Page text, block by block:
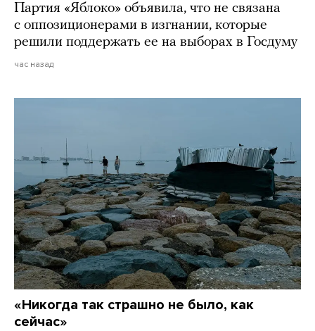
Партия «Яблоко» объявила, что не связана
с оппозиционерами в изгнании, которые
решили поддержать ее на выборах в Госдуму
час назад
«Никогда так страшно не было, как
сейчас»